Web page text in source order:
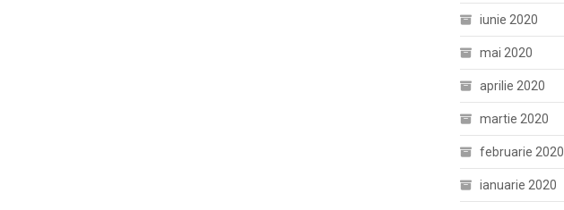
iunie 2020
mai 2020
aprilie 2020
martie 2020
februarie 2020
ianuarie 2020